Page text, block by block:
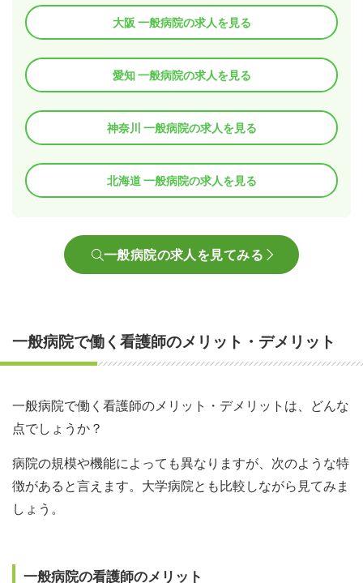
大阪 一般病院の求人を見る
愛知 一般病院の求人を見る
神奈川 一般病院の求人を見る
北海道 一般病院の求人を見る
一般病院の求人を見てみる
一般病院で働く看護師のメリット・デメリット
一般病院で働く看護師のメリット・デメリットは、どんな
点でしょうか？
病院の規模や機能によっても異なりますが、次のような特
徴があると言えます。大学病院とも比較しながら見てみま
しょう。
一般病院の看護師のメリット